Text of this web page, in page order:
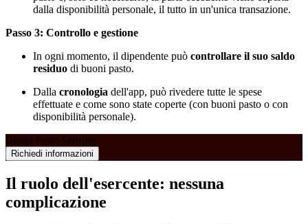
dalla disponibilità personale, il tutto in un'unica transazione.
Passo 3: Controllo e gestione
In ogni momento, il dipendente può controllare il suo saldo
residuo di buoni pasto.
Dalla cronologia dell'app, può rivedere tutte le spese
effettuate e come sono state coperte (con buoni pasto o con
disponibilità personale).
Buoni Pasto Satispay
Richiedi informazioni
Il ruolo dell'esercente: nessuna
complicazione